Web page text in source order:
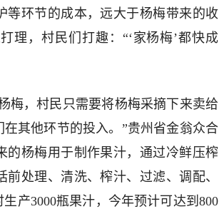
等环节的成本，远大于杨梅带来的收
理，村民们打趣：“‘家杨梅’都快成
梅，村民只需要将杨梅采摘下来卖给
其他环节的投入。”贵州省金翁众合
的杨梅用于制作果汁，通过冷鲜压榨
处理、清洗、榨汁、过滤、调配、
产3000瓶果汁，今年预计可达到800